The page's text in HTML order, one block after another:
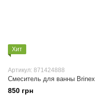
Хит
Артикул: 871424888
Смеситель для ванны Brinex
850 грн